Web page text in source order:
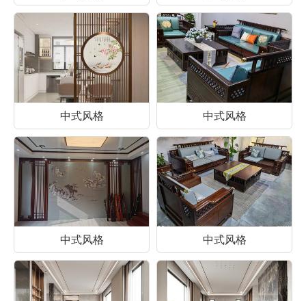
中式风格 中式风格
中式风格 中式风格